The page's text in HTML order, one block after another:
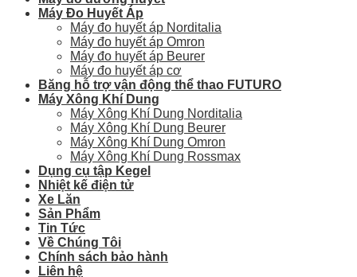
Máy Đo Huyết Áp
Máy đo huyết áp Norditalia
Máy đo huyết áp Omron
Máy đo huyết áp Beurer
Máy đo huyết áp cơ
Băng hỗ trợ vận động thể thao FUTURO
Máy Xông Khí Dung
Máy Xông Khí Dung Norditalia
Máy Xông Khí Dung Beurer
Máy Xông Khí Dung Omron
Máy Xông Khí Dung Rossmax
Dụng cụ tập Kegel
Nhiệt kế điện tử
Xe Lăn
Sản Phẩm
Tin Tức
Về Chúng Tôi
Chính sách bảo hành
Liên hệ